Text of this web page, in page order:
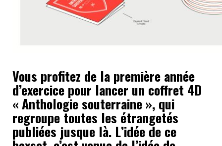
Vous profitez de la première année
d’exercice pour lancer un coffret 4D
« Anthologie souterraine », qui
regroupe toutes les étrangetés
publiées jusque là. L’idée de ce